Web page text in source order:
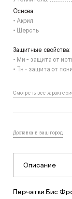
Основа:
• Акрил
• Шерсть
Защитные свойства:
• Ми - защита от
• Тн - защита от
Смотреть все
Доставка в ваш город
Описание
Перчатки Бис